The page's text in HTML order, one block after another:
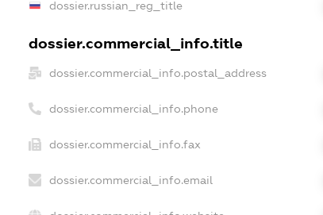
dossier.russian_reg_title
dossier.commercial_info.title
dossier.commercial_info.postal_address
dossier.commercial_info.phone
dossier.commercial_info.fax
dossier.commercial_info.email